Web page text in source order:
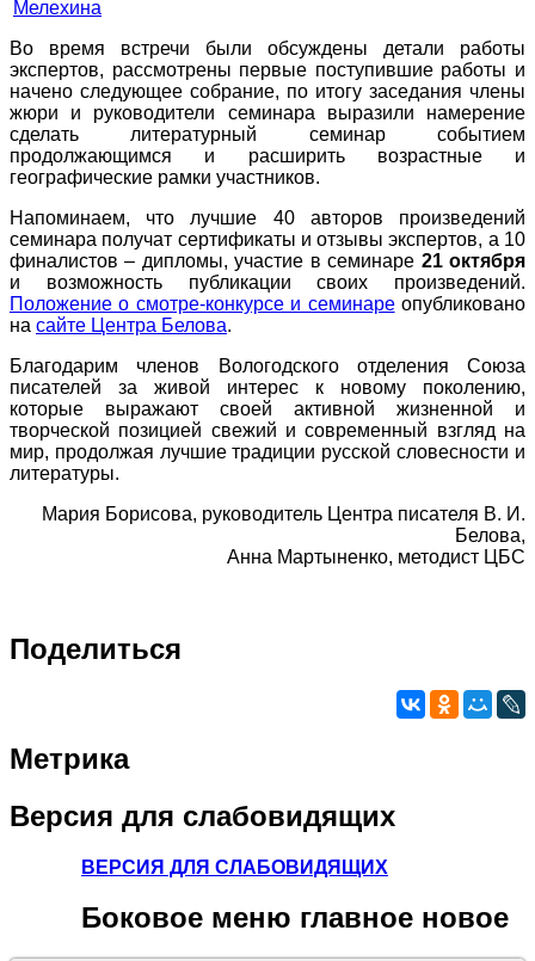
Во время встречи были обсуждены детали работы
экспертов, рассмотрены первые поступившие работы и
начено следующее собрание, по итогу заседания члены
жюри и руководители семинара выразили намерение
сделать литературный семинар событием
продолжающимся и расширить возрастные и
географические рамки участников.
Напоминаем, что лучшие 40 авторов произведений
семинара получат сертификаты и отзывы экспертов, а 10
финалистов – дипломы, участие в семинаре 21 октября
и возможность публикации своих произведений.
Положение о смотре-конкурсе и семинареопубликовано
на сайте Центра Белова.
Благодарим членов Вологодского отделения Союза
писателей за живой интерес к новому поколению,
которые выражают своей активной жизненной и
творческой позицией свежий и современный взгляд на
мир, продолжая лучшие традиции русской словесности и
литературы.
Мария Борисова, руководитель Центра писателя В. И.
Белова,
Анна Мартыненко, методист ЦБС
Поделиться
Метрика
Версия для слабовидящих
ВЕРСИЯ ДЛЯ СЛАБОВИДЯЩИХ
Боковое меню главное новое